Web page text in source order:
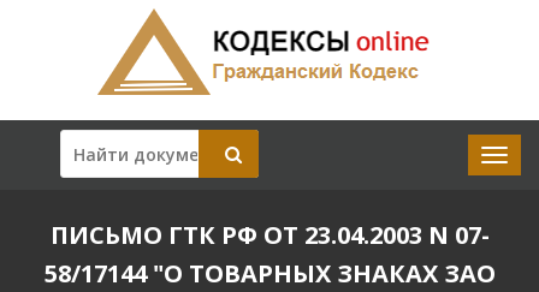
ПИСЬМО ГТК РФ ОТ 23.04.2003 N 07-
58/17144 "О ТОВАРНЫХ ЗНАКАХ ЗАО